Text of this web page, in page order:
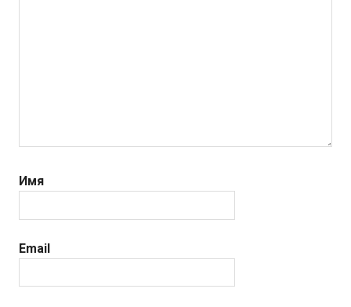
Имя
Email